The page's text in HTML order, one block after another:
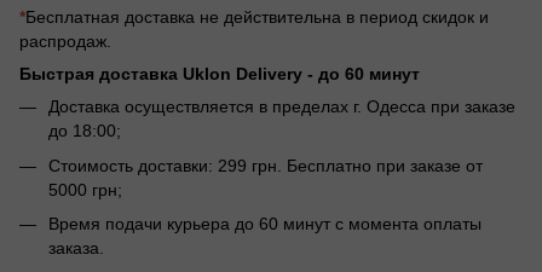
*Бесплатная доставка не действительна в период скидок и
распродаж.
Быстрая доставка Uklon Delivery - до 60 минут
Доставка осуществляется в пределах г. Одесса при заказе
до 18:00;
Стоимость доставки: 299 грн. Бесплатно при заказе от
5000 грн;
Время подачи курьера до 60 минут с момента оплаты
заказа.